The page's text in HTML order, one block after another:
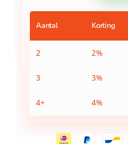
&
aantal
Aantal Korting
2 2%
3 3%
4+ 4%